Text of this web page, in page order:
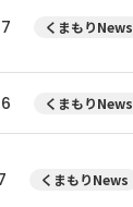
くまもりNews
くまもりNews
くまもりNews